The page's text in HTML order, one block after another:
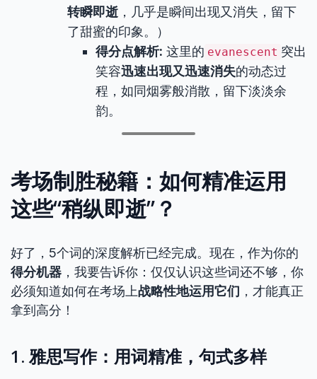
转瞬即逝 ，几乎是瞬间出现又消失，留下
了甜蜜的印象。）
得分点解析: 这里的 evanescent 突出
笑容迅速出现又迅速消失的动态过
程，如同烟雾般消散，留下淡淡余
韵。
考场制胜秘籍：如何精准运用
这些“稍纵即逝”？
好了，5个词的深度解析已经完成。现在，作为你的
得分机器 ，我要告诉你：仅仅认识这些词还不够，你
必须知道如何在考场上战略性地运用它们 ，才能真正
拿到高分！
1. 雅思写作：用词精准，句式多样